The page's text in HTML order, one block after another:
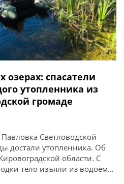
озерах: спасатели
утопленника из
громаде
Светловодской
достали утопленника. Об
области. С
тело изъяли из водоема